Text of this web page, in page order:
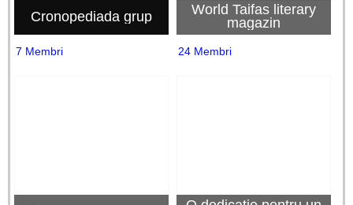
Cronopediada grup
7 Membri
World Taifas literary
magazin
24 Membri